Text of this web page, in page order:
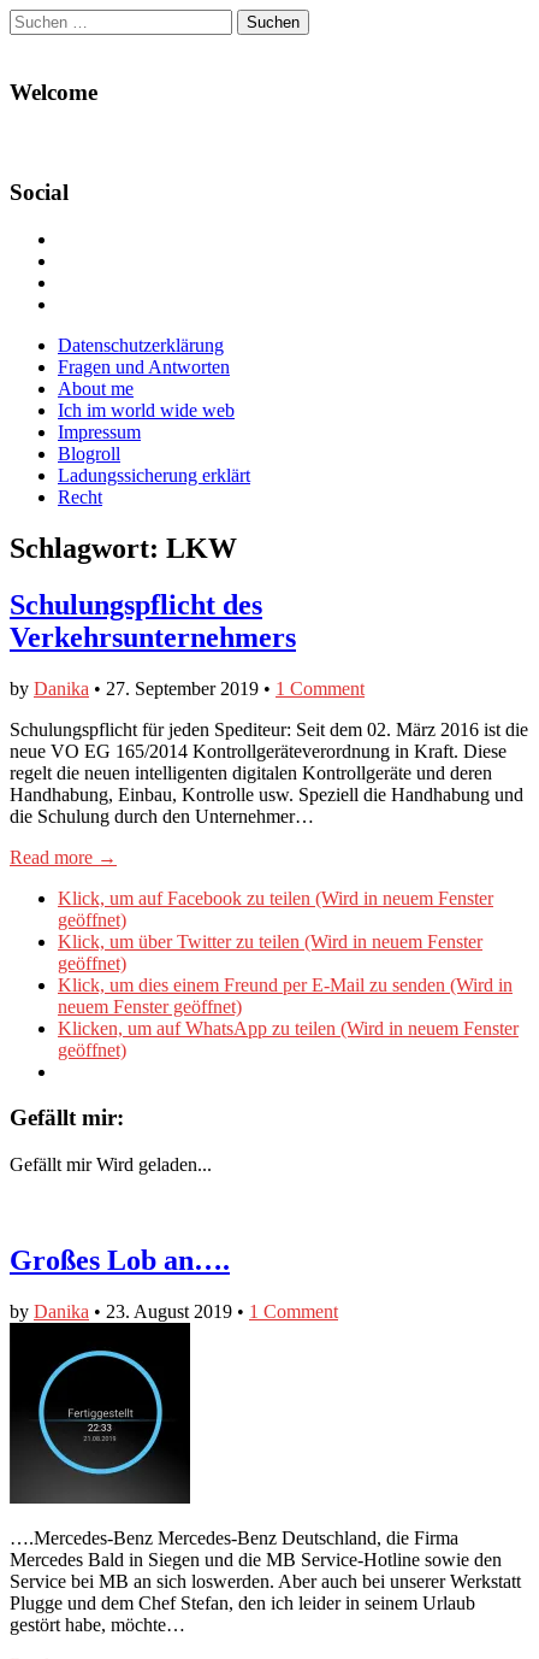
Suchen
nach:
Welcome
Social
Facebook
anzeigen
Twitter
anzeigen
auf
Instagram
anzeigen
Main
menu
Skip
content
Datenschutzerklärung
Fragen und Antworten
About me
Ich im world wide web
Impressum
Blogroll
Ladungssicherung erklärt
Recht
Schlagwort: LKW
Schulungspflicht des
Verkehrsunternehmers
by Danika • 27. September 2019 • 1 Comment
Schulungspflicht für jeden Spediteur: Seit dem 02. März 2016 ist die
neue VO EG 165/2014 Kontrollgeräteverordnung in Kraft. Diese
regelt die neuen intelligenten digitalen Kontrollgeräte und deren
Handhabung, Einbau, Kontrolle usw. Speziell die Handhabung und
die Schulung durch den Unternehmer…
Read more →
Klick, um auf Facebook zu teilen (Wird in neuem Fenster
geöffnet)
Klick, um über Twitter zu teilen (Wird in neuem Fenster
geöffnet)
Klick, um dies einem Freund per E-Mail zu senden (Wird in
neuem Fenster geöffnet)
Klicken, um auf WhatsApp zu teilen (Wird in neuem Fenster
geöffnet)
Gefällt mir:
Gefällt mir Wird geladen...
Großes Lob an….
by Danika • 23. August 2019 • 1 Comment
….Mercedes-Benz Mercedes-Benz Deutschland, die Firma
Mercedes Bald in Siegen und die MB Service-Hotline sowie den
Service bei MB an sich loswerden. Aber auch bei unserer Werkstatt
Plugge und dem Chef Stefan, den ich leider in seinem Urlaub
gestört habe, möchte…